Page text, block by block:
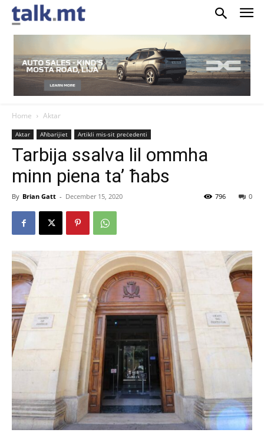
Home Aktar
Aktar Aħbarijiet Artikli mis-sit preċedenti
Tarbija ssalva lil ommha
minn piena ta’ ħabs
By Brian Gatt - December 15, 2020 0
796